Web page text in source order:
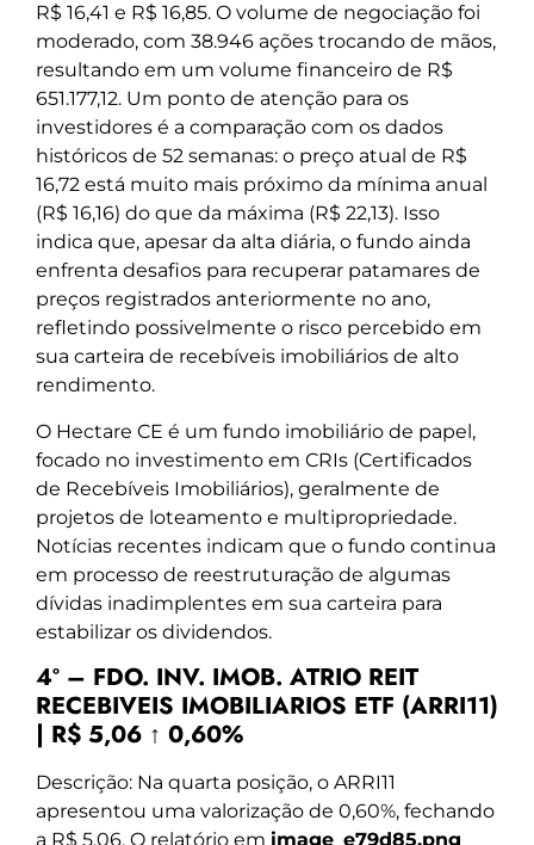
R$ 16,41 e R$ 16,85. O volume de negociação foi
moderado, com 38.946 ações trocando de mãos,
resultando em um volume financeiro de R$
651.177,12. Um ponto de atenção para os
investidores é a comparação com os dados
históricos de 52 semanas: o preço atual de R$
16,72 está muito mais próximo da mínima anual
(R$ 16,16) do que da máxima (R$ 22,13). Isso
indica que, apesar da alta diária, o fundo ainda
enfrenta desafios para recuperar patamares de
preços registrados anteriormente no ano,
refletindo possivelmente o risco percebido em
sua carteira de recebíveis imobiliários de alto
rendimento.
O Hectare CE é um fundo imobiliário de papel,
focado no investimento em CRIs (Certificados
de Recebíveis Imobiliários), geralmente de
projetos de loteamento e multipropriedade.
Notícias recentes indicam que o fundo continua
em processo de reestruturação de algumas
dívidas inadimplentes em sua carteira para
estabilizar os dividendos.
4º – FDO. INV. IMOB. ATRIO REIT
RECEBIVEIS IMOBILIARIOS ETF (ARRI11)
| R$ 5,06 ↑ 0,60%
Descrição: Na quarta posição, o ARRI11
apresentou uma valorização de 0,60%, fechando
a R$ 5,06. O relatório em image_e79d85.png